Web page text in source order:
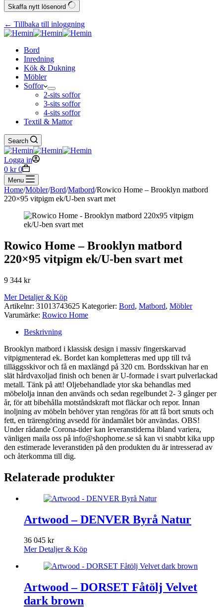
Skaffa nytt lösenord
← Tillbaka till inloggning
Bord
Inredning
Kök & Dukning
Möbler
Soffor
2-sits soffor
3-sits soffor
4-sits soffor
Textil & Mattor
Search
Logga in
Shopping
cart
0 kr 0
Menu
Home/Möbler/Bord/Matbord/Rowico Home – Brooklyn matbord
220×95 vitpigm ek/U-ben svart met
Rowico Home – Brooklyn matbord
220×95 vitpigm ek/U-ben svart met
9 344 kr
Mer Detaljer & Köp
Artikelnr: 31013743625 Kategorier: Bord, Matbord, Möbler
Varumärke: Rowico Home
Beskrivning
Brooklyn matbord i klassisk design i massiv fingerskarvad
vitpigmenterad ek. Bordet kan kompletteras med upp till två
tilläggsskivor och få en maxlängd på 320 cm. Bordsskivan har en
slät hårdvaxoljad finish och benen är U-formade i svart pulverlackad
metall. Tänk på att! Oljebehandlade ytor ska behandlas med
möbelolja innan den används och sedan regelbundet 2- 3 gånger per
år, för att bibehålla motståndskraft mot fläckar och repor. Innan
inoljning av möbeln behöver ytan rengöras för att få bort smuts och
fett, en trärengöring avsedd för ändamålet bör användas. OBS!
Under rådande Corona-tider kan leveranstiderna ibland variera,
vänligen maila oss på info@shophome.se så kan vi snabbt kika upp
den estimerade leveranstiden på den produkten du är intresserad av
och återkomma till dig.
Relaterade produkter
Artwood – DENVER Byrå Natur
36 045 kr
Mer Detaljer & Köp
Artwood – DORSET Fåtölj Velvet
dark brown